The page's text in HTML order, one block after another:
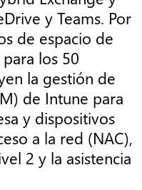
y Teams. Por
de espacio de
los 50
la gestión de
de Intune para
y dispositivos
a la red (NAC),
2 y la asistencia